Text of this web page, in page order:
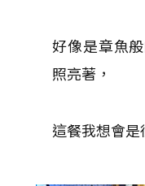
好像是章魚
照亮著，
這餐我想會是